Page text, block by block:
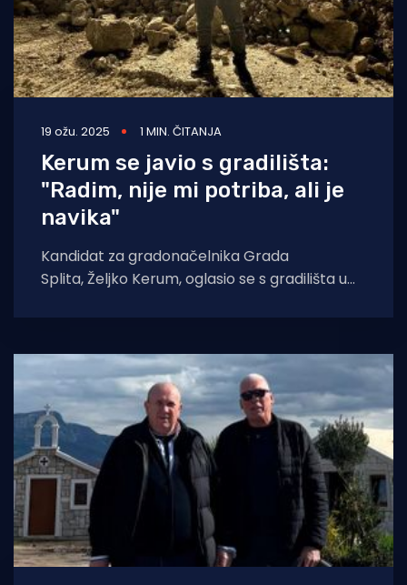
Ribolov
Ekologija
Tradicija i kultura
19 ožu. 2025 1 MIN. ČITANJA
Kerum se javio s gradilišta:
"Radim, nije mi potriba, ali je
navika"
Kandidat za gradonačelnika Grada
Splita, Željko Kerum, oglasio se s gradilišta u
radim,